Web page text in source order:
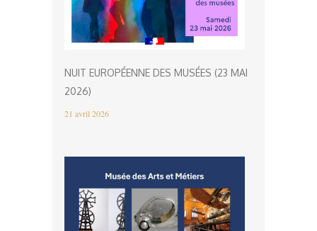
NUIT EUROPÉENNE DES MUSÉES (23 MAI
2026)
21 avril 2026